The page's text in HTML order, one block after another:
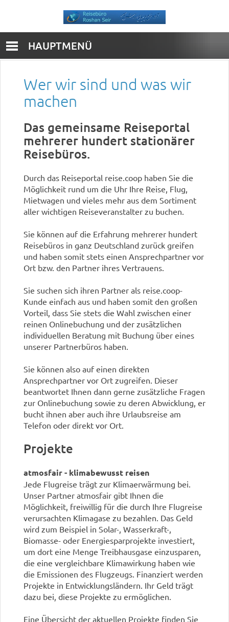
HAUPTMENÜ
Wer wir sind und was wir
machen
Das gemeinsame Reiseportal
mehrerer hundert stationärer
Reisebüros.
Durch das Reiseportal reise.coop haben Sie die
Möglichkeit rund um die Uhr Ihre Reise, Flug,
Mietwagen und vieles mehr aus dem Sortiment
aller wichtigen Reiseveranstalter zu buchen.
Sie können auf die Erfahrung mehrerer hundert
Reisebüros in ganz Deutschland zurück greifen
und haben somit stets einen Ansprechpartner vor
Ort bzw. den Partner ihres Vertrauens.
Sie suchen sich ihren Partner als reise.coop-
Kunde einfach aus und haben somit den großen
Vorteil, dass Sie stets die Wahl zwischen einer
reinen Onlinebuchung und der zusätzlichen
individuellen Beratung mit Buchung über eines
unserer Partnerbüros haben.
Sie können also auf einen direkten
Ansprechpartner vor Ort zugreifen. Dieser
beantwortet Ihnen dann gerne zusätzliche Fragen
zur Onlinebuchung sowie zu deren Abwicklung, er
bucht ihnen aber auch ihre Urlaubsreise am
Telefon oder direkt vor Ort.
Projekte
atmosfair - klimabewusst reisen
Jede Flugreise trägt zur Klimaerwärmung bei.
Unser Partner atmosfair gibt Ihnen die
Möglichkeit, freiwillig für die durch Ihre Flugreise
verursachten Klimagase zu bezahlen. Das Geld
wird zum Beispiel in Solar-, Wasserkraft-,
Biomasse- oder Energiesparprojekte investiert,
um dort eine Menge Treibhausgase einzusparen,
die eine vergleichbare Klimawirkung haben wie
die Emissionen des Flugzeugs. Finanziert werden
Projekte in Entwicklungsländern. Ihr Geld trägt
dazu bei, diese Projekte zu ermöglichen.
Eine Übersicht der aktuellen Projekte finden Sie